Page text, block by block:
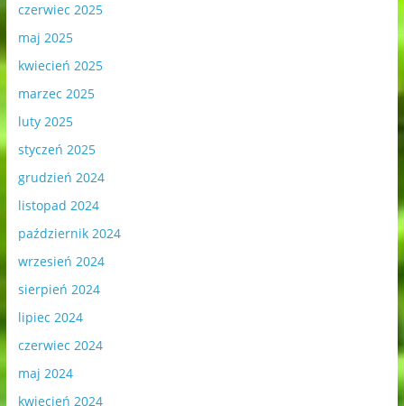
czerwiec 2025
maj 2025
kwiecień 2025
marzec 2025
luty 2025
styczeń 2025
grudzień 2024
listopad 2024
październik 2024
wrzesień 2024
sierpień 2024
lipiec 2024
czerwiec 2024
maj 2024
kwiecień 2024